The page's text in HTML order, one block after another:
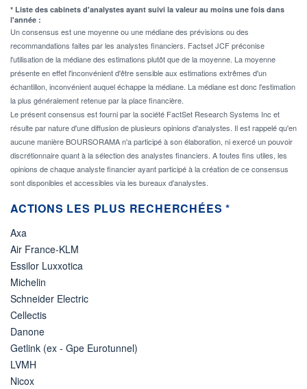
* Liste des cabinets d'analystes ayant suivi la valeur au moins une fois dans
l'année :
Un consensus est une moyenne ou une médiane des prévisions ou des
recommandations faites par les analystes financiers. Factset JCF préconise
l'utilisation de la médiane des estimations plutôt que de la moyenne. La moyenne
présente en effet l'inconvénient d'être sensible aux estimations extrêmes d'un
échantillon, inconvénient auquel échappe la médiane. La médiane est donc l'estimation
la plus généralement retenue par la place financière.
Le présent consensus est fourni par la société FactSet Research Systems Inc et
résulte par nature d'une diffusion de plusieurs opinions d'analystes. Il est rappelé qu'en
aucune manière BOURSORAMA n'a participé à son élaboration, ni exercé un pouvoir
discrétionnaire quant à la sélection des analystes financiers. A toutes fins utiles, les
opinions de chaque analyste financier ayant participé à la création de ce consensus
sont disponibles et accessibles via les bureaux d'analystes.
ACTIONS LES PLUS RECHERCHÉES *
Axa
Air France-KLM
Essilor Luxxotica
Michelin
Schneider Electric
Cellectis
Danone
Getlink (ex - Gpe Eurotunnel)
LVMH
Nicox